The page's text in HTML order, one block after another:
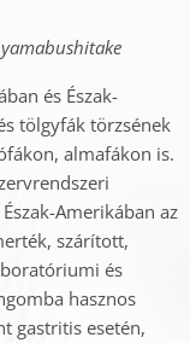
yamabushitake
és Észak-
tölgyfák törzsének
almafákon is.
Amerikában az
szárított,
és
hasznos
gastritis esetén,